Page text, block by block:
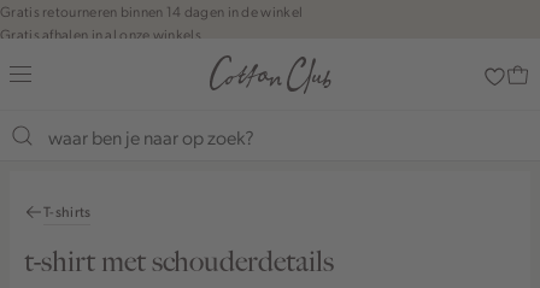
Navigeer
direct naar
de
hoofdinhoud
zoekbalk
naar de
Gratis retourneren binnen 14 dagen in de winkel
Gratis afhalen in al onze winkels
Jouw bestelling wordt binnen 1 tot 5 dagen bezorgd
Betaal zoals jij wilt: o.a. iDEAL | Wero, Riverty, Apple pay & creditcard
Shop the look
T-shirts
t-shirt met schouderdetails